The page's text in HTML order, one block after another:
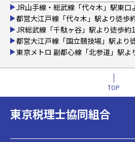
JR山手線・総武線「代々木」駅東口
都営大江戸線「代々木」駅より徒歩
JR総武線「千駄ヶ谷」駅より徒歩約
都営大江戸線「国立競技場」駅より
東京メトロ 副都心線「北参道」駅よ
TOP
東京税理士協同組合